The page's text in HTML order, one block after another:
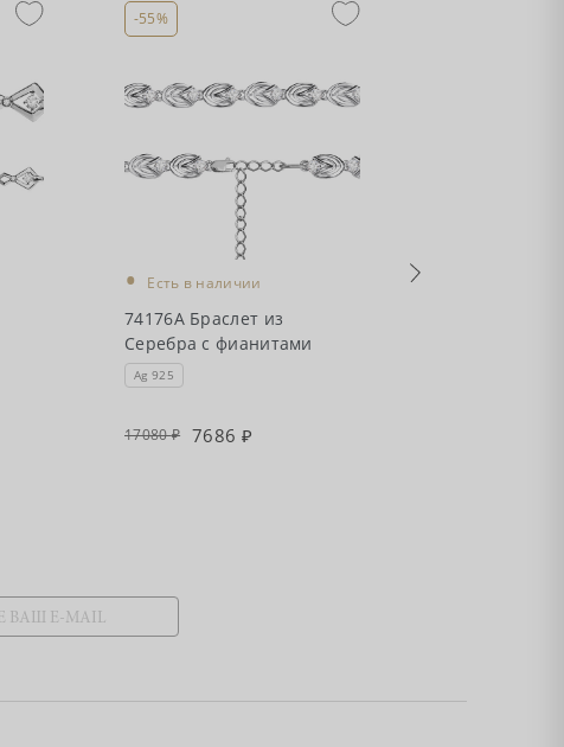
-55%
• Есть в наличии
74176А Браслет из
Серебра с фианитами
Ag 925
17080 7686